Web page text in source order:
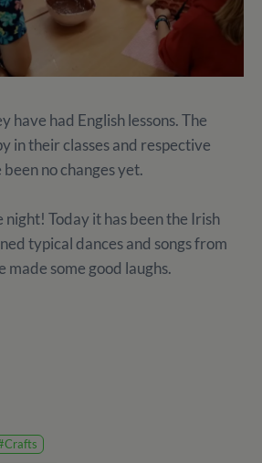
have had English lessons. The
in their classes and respective
no changes yet.
Today it has been the Irish
typical dances and songs from
made some good laughs.